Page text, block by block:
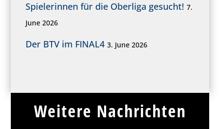
Spielerinnen für die Oberliga gesucht! 7.
June 2026
Der BTV im FINAL4 3. June 2026
Weitere Nachrichten